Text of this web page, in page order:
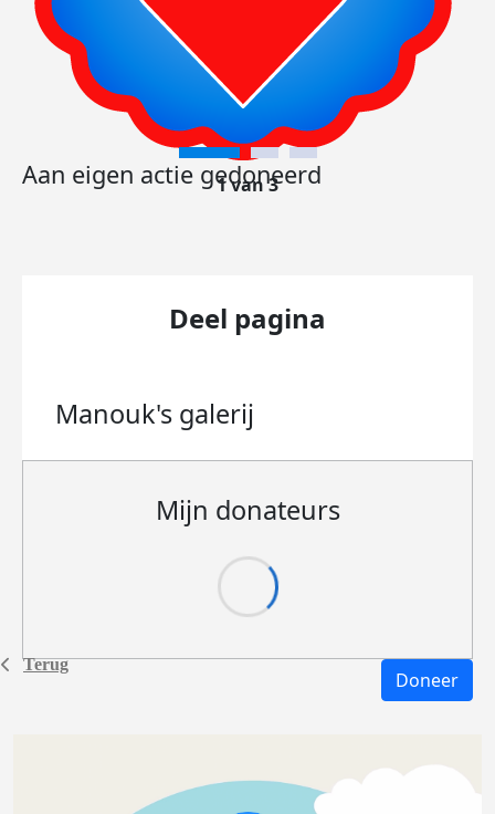
Terug
Aan eigen actie gedoneerd
1 van 3
Deel pagina
Manouk's galerij
Mijn donateurs
Doneer